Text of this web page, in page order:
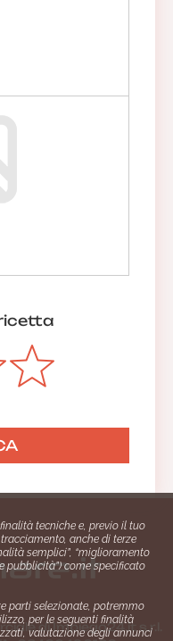
di Impiego24.it s.r.l.
tecniche e, previo il tuo
anche di terze
semplici”, “miglioramento
pubblicità”) come specificato
parti selezionate, potremmo
per le seguenti finalità
valutazione degli annunci